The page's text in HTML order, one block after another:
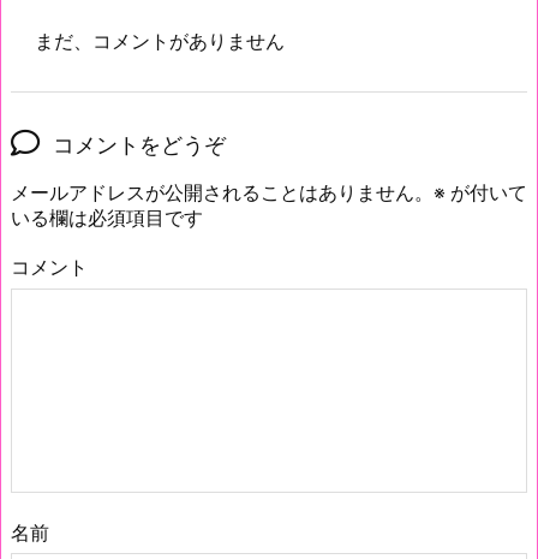
まだ、コメントがありません
コメントをどうぞ
メールアドレスが公開されることはありません。 ※ が付いて
いる欄は必須項目です
コメント
名前